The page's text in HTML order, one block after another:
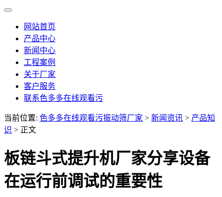
网站首页
产品中心
新闻中心
工程案例
关于厂家
客户服务
联系色多多在线观看污
当前位置: 色多多在线观看污振动筛厂家 > 新闻资讯 > 产品知
识 > 正文
板链斗式提升机厂家分享设备
在运行前调试的重要性